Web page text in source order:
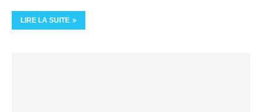
LIRE LA SUITE